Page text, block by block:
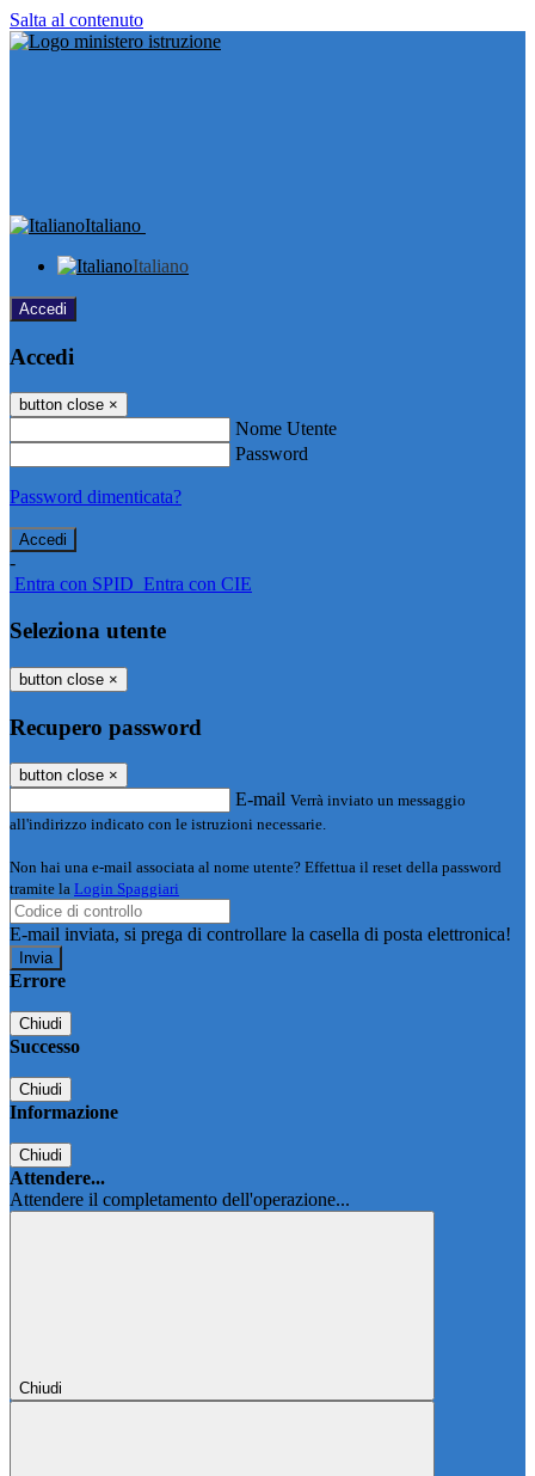
Salta al contenuto
Italiano
Italiano
Accedi
Accedi
button close ×
Nome Utente
Password
Password dimenticata?
-
Entra con SPID Entra con CIE
Seleziona utente
button close ×
Recupero password
button close ×
E-mail Verrà inviato un messaggio
all'indirizzo indicato con le istruzioni necessarie.
Non hai una e-mail associata al nome utente? Effettua il reset della password
tramite la Login Spaggiari
E-mail inviata, si prega di controllare la casella di posta elettronica!
Errore
Chiudi
Successo
Chiudi
Informazione
Chiudi
Attendere...
Attendere il completamento dell'operazione...
Chiudi